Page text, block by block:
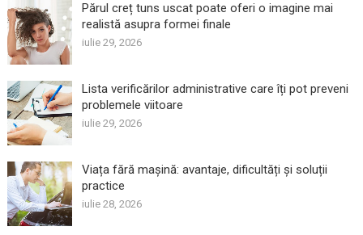
Părul creț tuns uscat poate oferi o imagine mai
realistă asupra formei finale
iulie 29, 2026
Lista verificărilor administrative care îți pot preveni
problemele viitoare
iulie 29, 2026
Viața fără mașină: avantaje, dificultăți și soluții
practice
iulie 28, 2026